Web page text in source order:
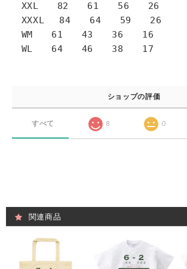
XXL 82 61 56 26
XXXL 84 64 59 26
WM 61 43 36 16
WL 64 46 38 17
ショップの評価
すべて 8 0
関連商品